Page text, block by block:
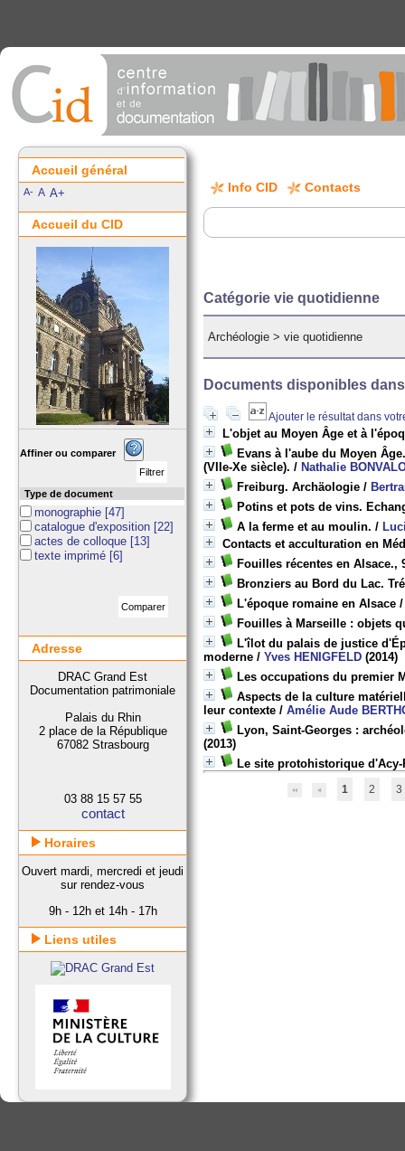
Info CID Contacts
Catégorie vie quotidienne
Archéologie >vie quotidienne
Documents disponibles
Ajouter le résultat dans
L'objet au Moyen Âge et à
Evans à l'aube du Moyen
(VIIe-Xe siècle). / Nathalie
Freiburg. Archäologie /
Potins et pots de vins.
A la ferme et au moulin. /
Contacts et acculturation en
Fouilles récentes en Alsace.,
Bronziers au Bord du Lac.
L'époque romaine en Alsace
Fouilles à Marseille : objets
L'îlot du palais de justice
moderne /Yves HENIGFELD (2014)
Les occupations du premier
Aspects de la culture
leur contexte /Amélie Aude
Lyon, Saint-Georges :
(2013)
Le site protohistorique
1 2 3
Accueil général
A- A A+
Accueil du CID
Affiner ou comparer
Type de document
monographie [47]
catalogue d'exposition [22]
actes de colloque [13]
texte imprimé [6]
Adresse
DRAC Grand Est
Documentation patrimoniale
Palais du Rhin
2 place de la République
67082 Strasbourg
03 88 15 57 55
contact
Horaires
Ouvert mardi, mercredi et jeudi
sur rendez-vous
9h - 12h et 14h - 17h
Liens utiles